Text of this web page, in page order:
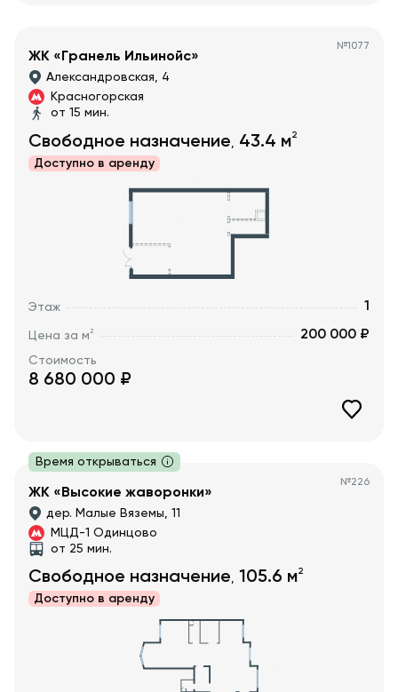
№1077
ЖК «Гранель Ильинойс»
Александровская, 4
Красногорская
от 15 мин.
Свободное назначение 43.4 м2
Доступно в аренду
Этаж 1
Цена за м2 200 000 ₽
Стоимость
8 680 000 ₽
Время открываться
№226
ЖК «Высокие жаворонки»
дер. Малые Вяземы, 11
МЦД-1 Одинцово
от 25 мин.
Свободное назначение, 105.6 м2
Доступно в аренду